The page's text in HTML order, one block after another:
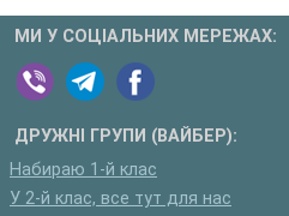
МИ У СОЦІАЛЬНИХ МЕРЕЖАХ:
ДРУЖНІ ГРУПИ (ВАЙБЕР):
Набираю 1-й клас
У 2-й клас, все тут для нас